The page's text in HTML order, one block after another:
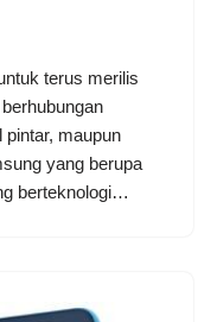
terus merilis
pintar, maupun
yang berupa
berteknologi…